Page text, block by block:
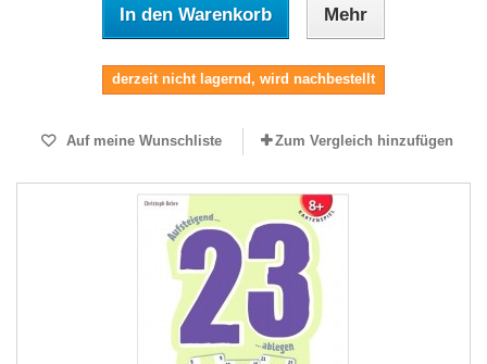
In den Warenkorb Mehr
derzeit nicht lagernd, wird nachbestellt
Auf meine Wunschliste Zum Vergleich hinzufügen